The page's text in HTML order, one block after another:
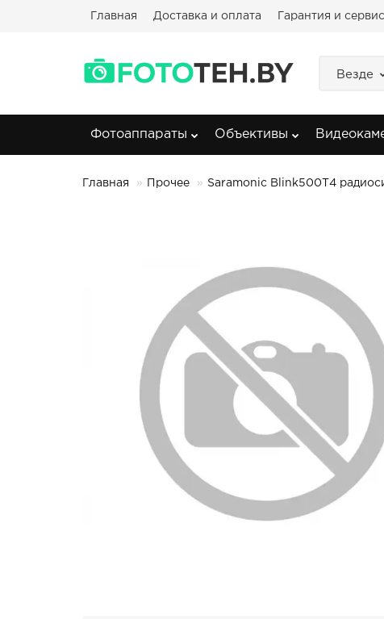
Главная Доставка и оплата Гарантия и сервис
Везде
Фотоаппараты Объективы
Главная Прочее Saramonic Blink500T4